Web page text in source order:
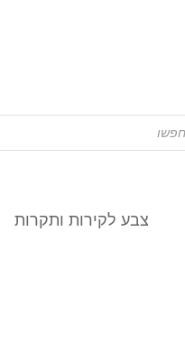
צבע לקירות ותקרות